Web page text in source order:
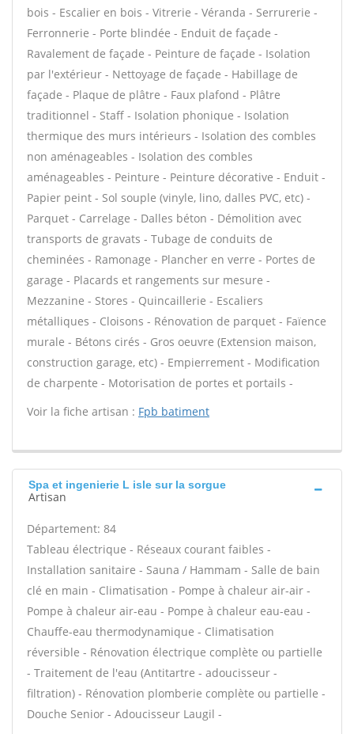
bois - Escalier en bois - Vitrerie - Véranda - Serrurerie -
Ferronnerie - Porte blindée - Enduit de façade -
Ravalement de façade - Peinture de façade - Isolation
par l'extérieur - Nettoyage de façade - Habillage de
façade - Plaque de plâtre - Faux plafond - Plâtre
traditionnel - Staff - Isolation phonique - Isolation
thermique des murs intérieurs - Isolation des combles
non aménageables - Isolation des combles
aménageables - Peinture - Peinture décorative - Enduit -
Papier peint - Sol souple (vinyle, lino, dalles PVC, etc) -
Parquet - Carrelage - Dalles béton - Démolition avec
transports de gravats - Tubage de conduits de
cheminées - Ramonage - Plancher en verre - Portes de
garage - Placards et rangements sur mesure -
Mezzanine - Stores - Quincaillerie - Escaliers
métalliques - Cloisons - Rénovation de parquet - Faïence
murale - Bétons cirés - Gros oeuvre (Extension maison,
construction garage, etc) - Empierrement - Modification
de charpente - Motorisation de portes et portails -
Voir la fiche artisan : Fpb batiment
Spa et ingenierie L isle sur la sorgue
Artisan
Département: 84
Tableau électrique - Réseaux courant faibles -
Installation sanitaire - Sauna / Hammam - Salle de bain
clé en main - Climatisation - Pompe à chaleur air-air -
Pompe à chaleur air-eau - Pompe à chaleur eau-eau -
Chauffe-eau thermodynamique - Climatisation
réversible - Rénovation électrique complète ou partielle
- Traitement de l'eau (Antitartre - adoucisseur -
filtration) - Rénovation plomberie complète ou partielle -
Douche Senior - Adoucisseur Laugil -